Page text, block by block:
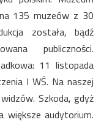
135 muzeów z 30
została, bądź
publiczności.
11 listopada
I WŚ. Na naszej
Szkoda, gdyż
większe audytorium.